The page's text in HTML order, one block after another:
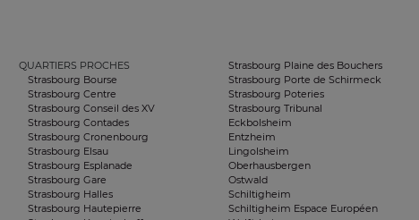
QUARTIERS PROCHES
Strasbourg Bourse
Strasbourg Centre
Strasbourg Conseil des XV
Strasbourg Contades
Strasbourg Cronenbourg
Strasbourg Elsau
Strasbourg Esplanade
Strasbourg Gare
Strasbourg Halles
Strasbourg Hautepierre
Strasbourg Plaine des Bouchers
Strasbourg Porte de Schirmeck
Strasbourg Poteries
Strasbourg Tribunal
Eckbolsheim
Entzheim
Lingolsheim
Oberhausbergen
Ostwald
Schiltigheim
Schiltigheim Espace Européen